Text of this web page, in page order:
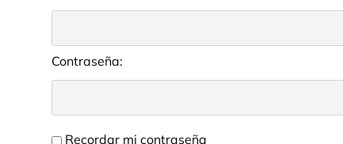
Contraseña:
Recordar mi contraseña